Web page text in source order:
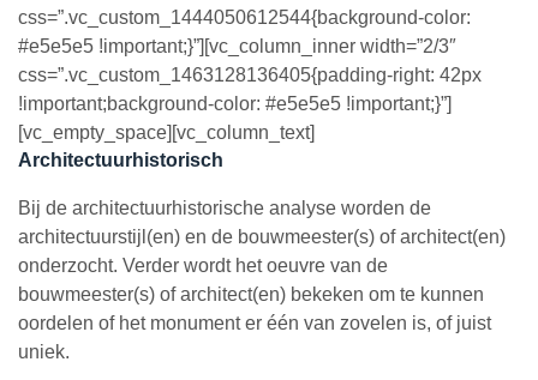
css=”.vc_custom_1444050612544{background-color:
#e5e5e5 !important;}”][vc_column_inner width=”2/3″
css=”.vc_custom_1463128136405{padding-right: 42px
!important;background-color: #e5e5e5 !important;}”]
[vc_empty_space][vc_column_text]
Architectuurhistorisch
Bij de architectuurhistorische analyse worden de
architectuurstijl(en) en de bouwmeester(s) of architect(en)
onderzocht. Verder wordt het oeuvre van de
bouwmeester(s) of architect(en) bekeken om te kunnen
oordelen of het monument er één van zovelen is, of juist
uniek.